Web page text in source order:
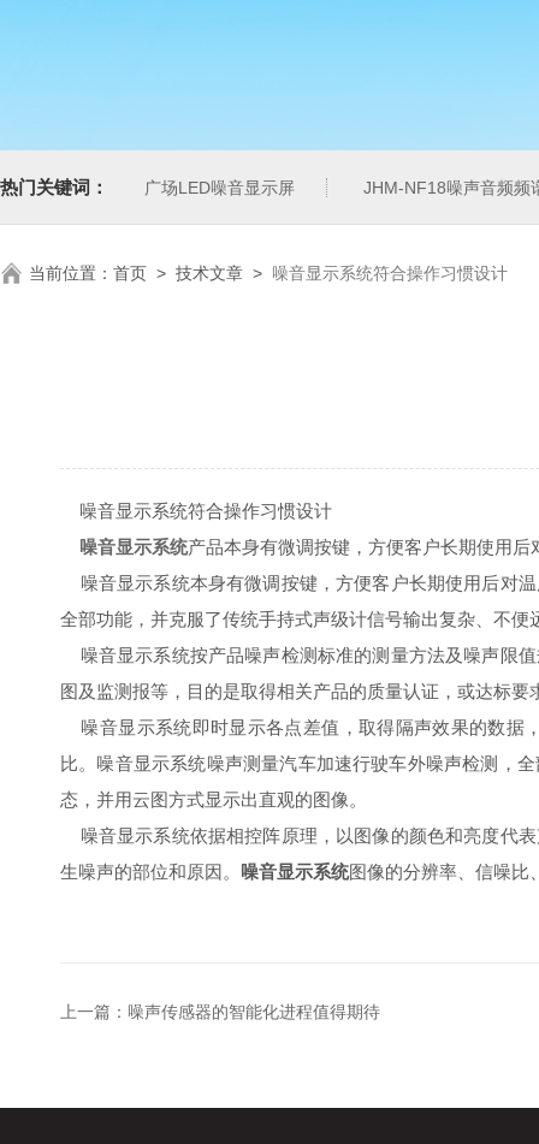
热门关键词： 广场LED噪音显示屏 JHM-NF18噪声音频频
当前位置： 首页 > 技术文章 > 噪音显示系统符合操作习惯设计
噪音显示系统符合操作习惯设计
噪音显示系统产品本身有微调按键，方便客户长期使用
噪音显示系统本身有微调按键，方便客户长期使用后对
全部功能，并克服了传统手持式声级计信号输出复杂、不
噪音显示系统按产品噪声检测标准的测量方法及噪声限
图及监测报等，目的是取得相关产品的质量认证，或达标
噪音显示系统即时显示各点差值，取得隔声效果的数据
比。噪音显示系统噪声测量汽车加速行驶车外噪声检测，
态，并用云图方式显示出直观的图像。
噪音显示系统依据相控阵原理，以图像的颜色和亮度代
生噪声的部位和原因。
噪音显示系统图像的分辨率、信噪比
上一篇： 噪声传感器的智能化进程值得期待